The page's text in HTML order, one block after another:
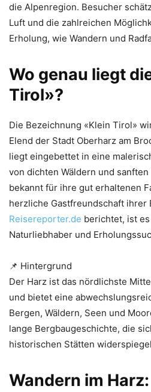
die Alpenregion. Besucher
Luft und die zahlreichen
Erholung, wie Wandern und
Wo genau liegt
Tirol»?
Die Bezeichnung «Klein Tirol»
Elend der Stadt Oberharz am
liegt eingebettet in eine
von dichten Wäldern und
bekannt für ihre gut erhaltenen
herzliche Gastfreundschaft ihrer
Reisereporter.de berichtet, ist
Naturliebhaber und
📌 Hintergrund
Der Harz ist das nördlichste
und bietet eine
Bergen, Wäldern, Seen und
lange Bergbaugeschichte, die
historischen Stätten
Wandern im